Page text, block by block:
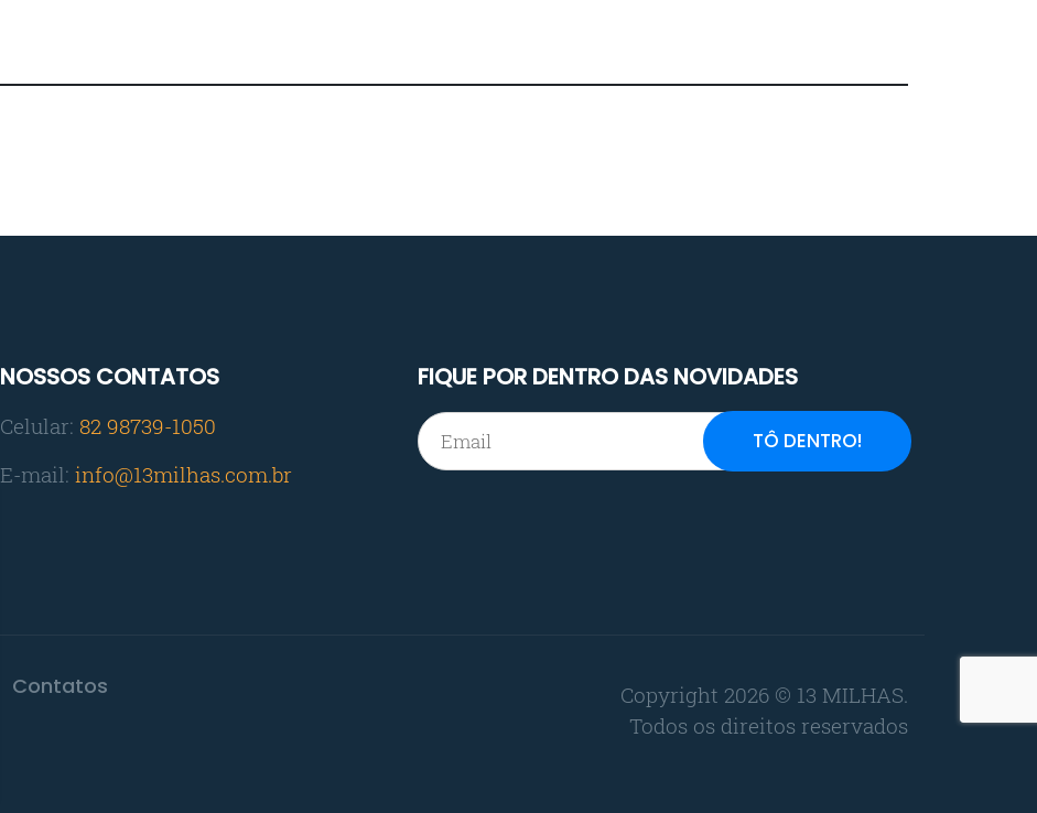
NOSSOS CONTATOS
Celular: 82 98739-1050
E-mail: info@13milhas.com.br
FIQUE POR DENTRO DAS NOVIDADES
Contatos
Copyright 2026 © 13 MILHAS.
Todos os direitos reservados